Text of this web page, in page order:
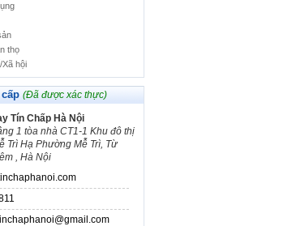
thọ
Xã hội
(Đã được xác thực)
Tín Chấp Hà Nội
1 tòa nhà CT1-1 Khu đô thị
Trì Hạ Phường Mễ Trì, Từ
, Hà Nội